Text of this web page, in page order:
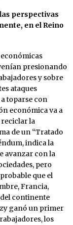
perspectivas
en el Reino
presionando
y sobre
ataques
toparse con
económica va a
reciclar la
de un “Tratado
indica la
avanzar con la
pero
que el
Francia,
continente
ganó un primer
los